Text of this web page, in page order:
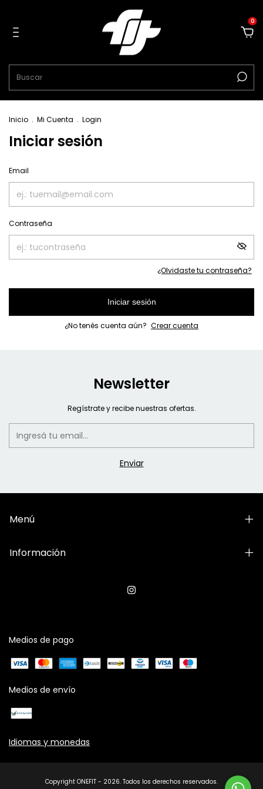
0
Inicio . Mi Cuenta . Login
Iniciar sesión
Email
Contraseña
¿Olvidaste tu contraseña?
Iniciar sesión
¿No tenés cuenta aún? Crear cuenta
Newsletter
Regístrate y recibe nuestras ofertas.
Menú
Información
Medios de pago
Medios de envío
Idiomas y monedas
Copyright ONEFIT - 2026. Todos los derechos reservados.